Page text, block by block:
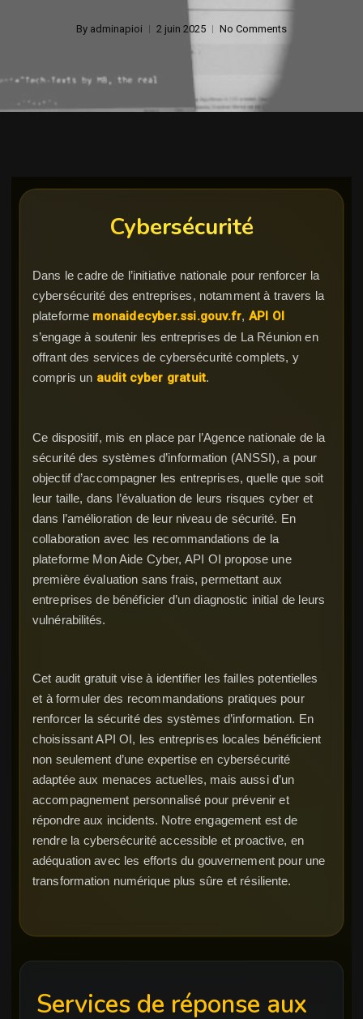
By adminapioi 2 juin 2025 No Comments
Cybersécurité
Dans le cadre de l’initiative nationale pour renforcer la
cybersécurité des entreprises, notamment à travers la
plateforme monaidecyber.ssi.gouv.fr, API OI
s’engage à soutenir les entreprises de La Réunion en
offrant des services de cybersécurité complets, y
compris un audit cyber gratuit.
Ce dispositif, mis en place par l’Agence nationale de la
sécurité des systèmes d’information (ANSSI), a pour
objectif d’accompagner les entreprises, quelle que soit
leur taille, dans l’évaluation de leurs risques cyber et
dans l’amélioration de leur niveau de sécurité. En
collaboration avec les recommandations de la
plateforme Mon Aide Cyber, API OI propose une
première évaluation sans frais, permettant aux
entreprises de bénéficier d’un diagnostic initial de leurs
vulnérabilités.
Cet audit gratuit vise à identifier les failles potentielles
et à formuler des recommandations pratiques pour
renforcer la sécurité des systèmes d’information. En
choisissant API OI, les entreprises locales bénéficient
non seulement d’une expertise en cybersécurité
adaptée aux menaces actuelles, mais aussi d’un
accompagnement personnalisé pour prévenir et
répondre aux incidents. Notre engagement est de
rendre la cybersécurité accessible et proactive, en
adéquation avec les efforts du gouvernement pour une
transformation numérique plus sûre et résiliente.
Services de réponse aux